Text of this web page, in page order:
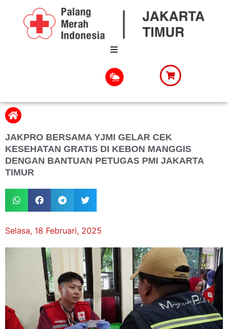
JAKPRO BERSAMA YJMI GELAR CEK
KESEHATAN GRATIS DI KEBON MANGGIS
DENGAN BANTUAN PETUGAS PMI JAKARTA
TIMUR
Selasa, 18 Februari, 2025